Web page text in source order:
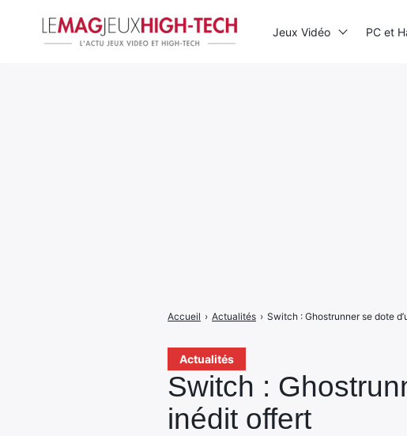
Actualités
Switch :
inédit offert
Accueil › Actualités › Switch : Ghostrunner se dote
Jeux Vidéo PC et